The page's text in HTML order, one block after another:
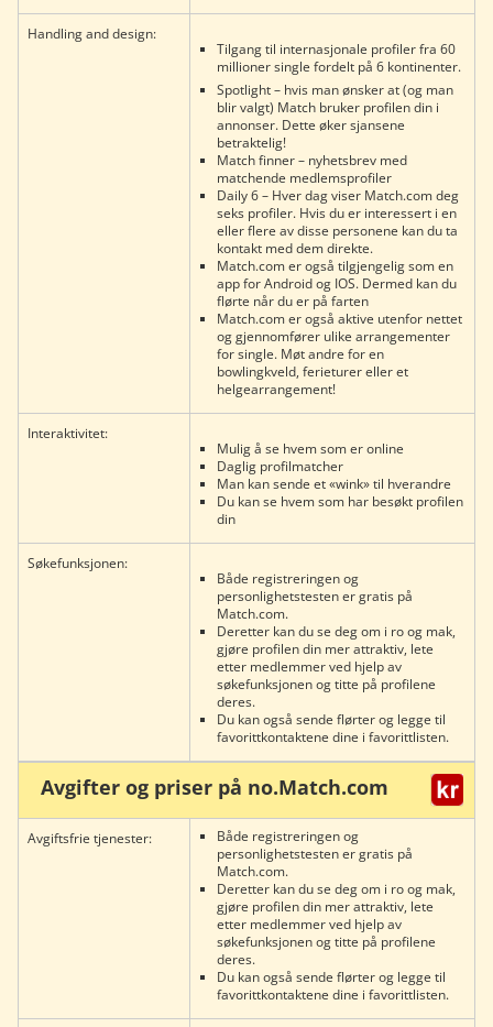
Handling and design:
Tilgang til internasjonale profiler fra 60
millioner single fordelt på 6 kontinenter.
Spotlight – hvis man ønsker at (og man
blir valgt) Match bruker profilen din i
annonser. Dette øker sjansene
betraktelig!
Match finner – nyhetsbrev med
matchende medlemsprofiler
Daily 6 – Hver dag viser Match.com deg
seks profiler. Hvis du er interessert i en
eller flere av disse personene kan du ta
kontakt med dem direkte.
Match.com er også tilgjengelig som en
app for Android og IOS. Dermed kan du
flørte når du er på farten
Match.com er også aktive utenfor nettet
og gjennomfører ulike arrangementer
for single. Møt andre for en
bowlingkveld, ferieturer eller et
helgearrangement!
Interaktivitet:
Mulig å se hvem som er online
Daglig profilmatcher
Man kan sende et «wink» til hverandre
Du kan se hvem som har besøkt profilen
din
Søkefunksjonen:
Både registreringen og
personlighetstesten er gratis på
Match.com.
Deretter kan du se deg om i ro og mak,
gjøre profilen din mer attraktiv, lete
etter medlemmer ved hjelp av
søkefunksjonen og titte på profilene
deres.
Du kan også sende flørter og legge til
favorittkontaktene dine i favorittlisten.
Avgifter og priser på no.Match.com
Avgiftsfrie tjenester:
Både registreringen og
personlighetstesten er gratis på
Match.com.
Deretter kan du se deg om i ro og mak,
gjøre profilen din mer attraktiv, lete
etter medlemmer ved hjelp av
søkefunksjonen og titte på profilene
deres.
Du kan også sende flørter og legge til
favorittkontaktene dine i favorittlisten.